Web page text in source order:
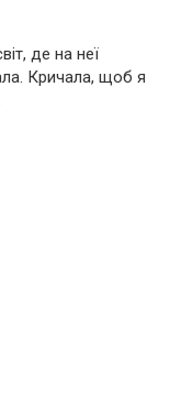
де на неї
Кричала, щоб я